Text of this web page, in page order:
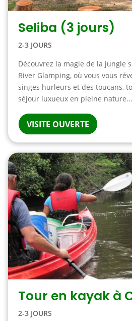
Seliba (3 jours)
2-3 JOURS
Découvrez la magie de la jungle
River Glamping, où vous vous
singes hurleurs et des toucans,
séjour luxueux en pleine nature...
VISITE OUVERTE
Tour en kayak à
2-3 JOURS